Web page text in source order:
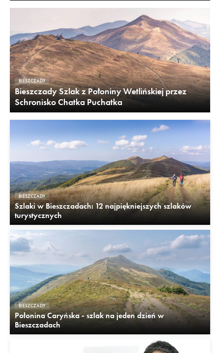
BIESZCZADY
Bieszczady Szlak z Połoniny Wetlińskiej przez
Schronisko Chatka Puchatka
BIESZCZADY
Szlaki w Bieszczadach: 12 najpiękniejszych szlaków
turystycznych
BIESZCZADY
Połonina Caryńska - szlak na jeden dzień w
Bieszczadach